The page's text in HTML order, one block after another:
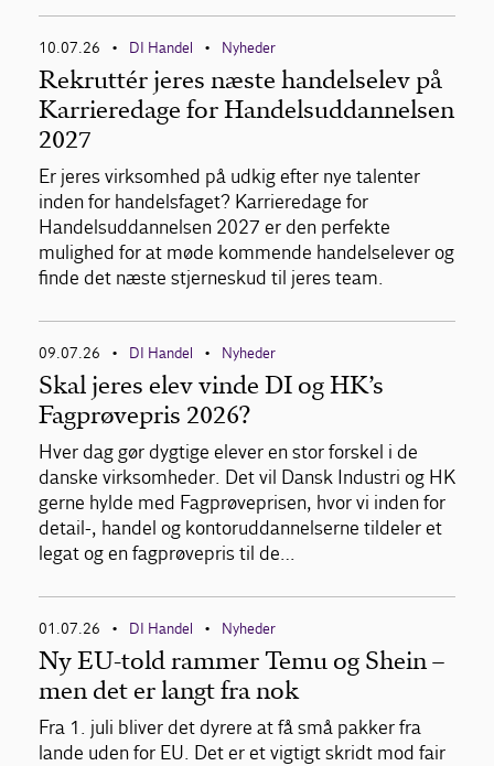
10.07.26 • DI Handel • Nyheder
Rekruttér jeres næste handelselev på
Karrieredage for Handelsuddannelsen
2027
Er jeres virksomhed på udkig efter nye talenter
inden for handelsfaget? Karrieredage for
Handelsuddannelsen 2027 er den perfekte
mulighed for at møde kommende handelselever og
finde det næste stjerneskud til jeres team.
09.07.26 • DI Handel • Nyheder
Skal jeres elev vinde DI og HK’s
Fagprøvepris 2026?
Hver dag gør dygtige elever en stor forskel i de
danske virksomheder. Det vil Dansk Industri og HK
gerne hylde med Fagprøveprisen, hvor vi inden for
detail-, handel og kontoruddannelserne tildeler et
legat og en fagprøvepris til de…
01.07.26 • DI Handel • Nyheder
Ny EU-told rammer Temu og Shein –
men det er langt fra nok
Fra 1. juli bliver det dyrere at få små pakker fra
lande uden for EU. Det er et vigtigt skridt mod fair